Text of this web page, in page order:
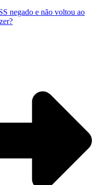
negado e não voltou ao